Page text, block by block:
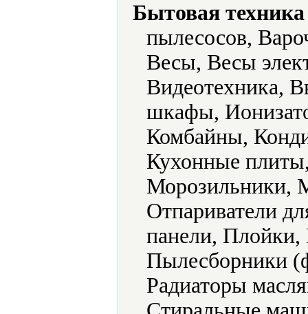
Бытовая
пылесосов,
Весы, Весы
Видеотехника,
шкафы,
Комбайны,
Кухонные
Морозильники,
Отпариватели
панели,
Пылесборники
Радиаторы